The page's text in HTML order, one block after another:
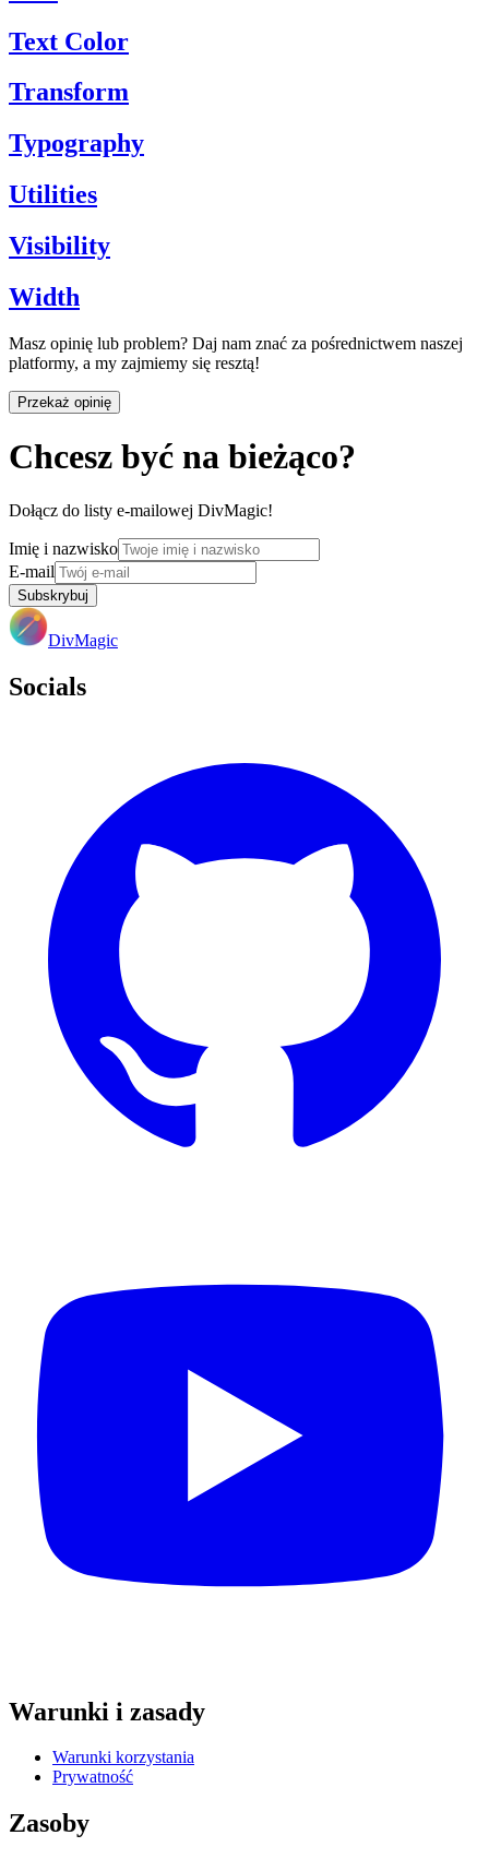
Text Color
Transform
Typography
Utilities
Visibility
Width
Masz opinię lub problem? Daj nam znać za pośrednictwem naszej
platformy, a my zajmiemy się resztą!
Przekaż opinię
Chcesz być na bieżąco?
Dołącz do listy e-mailowej DivMagic!
Imię i nazwisko
E-mail
Subskrybuj
DivMagic
Socials
Warunki i zasady
Warunki korzystania
Prywatność
Zasoby